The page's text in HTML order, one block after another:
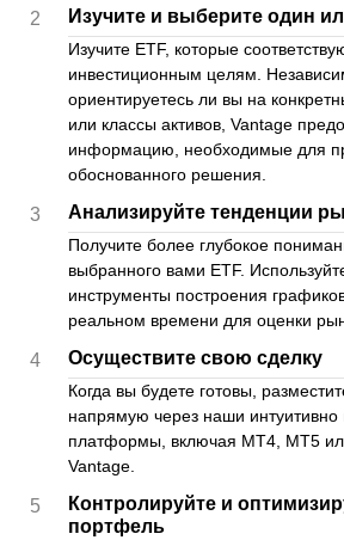
2 Изучите и выберите один
Изучите ETF, которые
инвестиционным целям.
ориентируетесь ли вы на
или классы активов, Vantage
информацию, необходимые для
обоснованного решения.
3 Анализируйте тенденции
Получите более глубокое
выбранного вами ETF.
инструменты построения
реальном времени для оценки
4 Осуществите свою сделку
Когда вы будете готовы,
напрямую через наши интуитивно
платформы, включая MT4, MT5
Vantage.
5
Контролируйте и
портфель